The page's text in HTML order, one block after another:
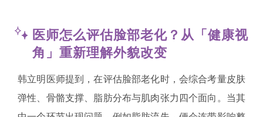
医师怎么评估脸部老化？从「健康视
角」重新理解外貌改变
韩立明医师提到，在评估脸部老化时，会综合考量皮肤
弹性、骨骼支撑、脂肪分布与肌肉张力四个面向。当其